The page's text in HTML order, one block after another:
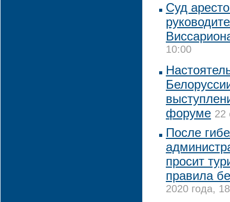
Суд
10:00
форуме 22
После
просит
правила
2020 года,